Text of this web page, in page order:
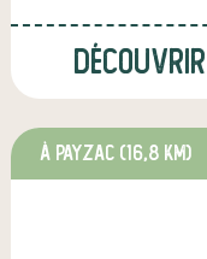
Découvrir
à Payzac (16,8 km)